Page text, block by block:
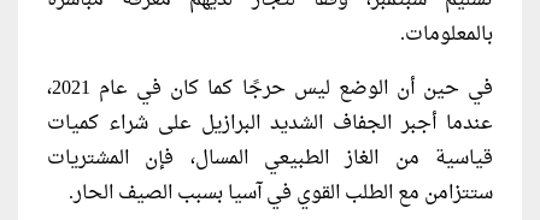
بالمعلومات.
في حين أن الوضع ليس حرجًا كما كان في عام 2021،
عندما أجبر الجفاف الشديد البرازيل على شراء كميات
قياسية من الغاز الطبيعي المسال، فإن المشتريات
ستتزامن مع الطلب القوي في آسيا بسبب الصيف الحار.